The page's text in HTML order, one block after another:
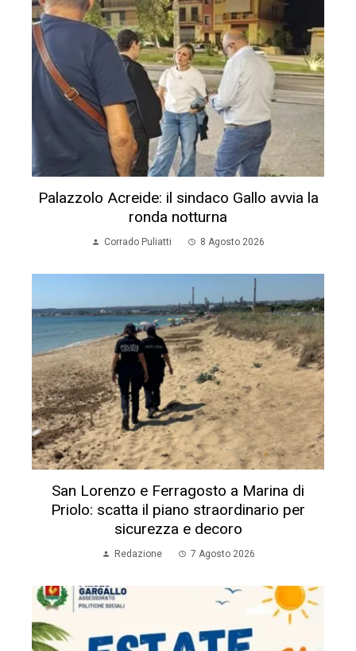
Palazzolo Acreide: il sindaco Gallo avvia la
ronda notturna
Corrado Puliatti 8 Agosto 2026
San Lorenzo e Ferragosto a Marina di
Priolo: scatta il piano straordinario per
sicurezza e decoro
Redazione 7 Agosto 2026